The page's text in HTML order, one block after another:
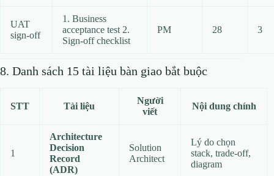
UAT
sign‑off
1. Business
acceptance test 2.
Sign‑off checklist
PM 28 3
8. Danh sách 15 tài liệu bàn giao bắt buộc
STT Tài liệu
Người
viết
Nội dung chính
1
Architecture
Decision
Record
(ADR)
Solution
Architect
Lý do chọn
stack, trade‑off,
diagram